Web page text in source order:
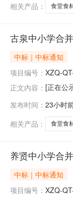
相关产品：
食堂食
古泉中小学合
中标｜中标通知
项目编号： XZQ-
正文内容： [正在公
率）四
本次
发布时间： 23小时
相关产品：
食堂食
养贤中小学合
中标｜中标通知
项目编号： XZQ-